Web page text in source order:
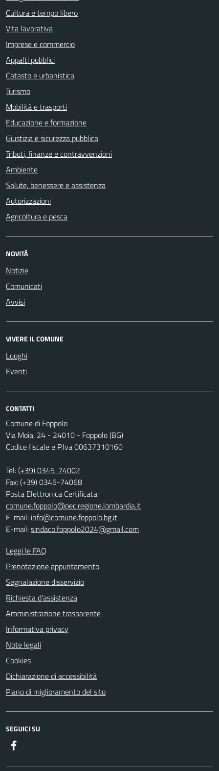
Cultura e tempo libero
Vita lavorativa
Imprese e commercio
Appalti pubblici
Catasto e urbanistica
Turismo
Mobilità e trasporti
Educazione e formazione
Giustizia e sicurezza pubblica
Tributi, finanze e contravvenzioni
Ambiente
Salute, benessere e assistenza
Autorizzazioni
Agricoltura e pesca
NOVITÀ
Notizie
Comunicati
Avvisi
VIVERE IL COMUNE
Luoghi
Eventi
CONTATTI
Comune di Foppolo
Via Moia, 24 - 24010 - Foppolo (BG)
Codice fiscale e P.Iva 00637310160
Tel:(+39) 0345-74002
Fax: (+39) 0345-74068
Posta Elettronica Certificata:
comune.foppolo@pec.regione.lombardia.it
E-mail: info@comune.foppolo.bg.it
E-mail:sindaco.foppolo2024@gmail.com
Leggi le FAQ
Prenotazione appuntamento
Segnalazione disservizio
Richiesta d'assistenza
Amministrazione trasparente
Informativa privacy
Note legali
Cookies
Dichiarazione di accessibilità
Piano di miglioramento del sito
SEGUICI SU